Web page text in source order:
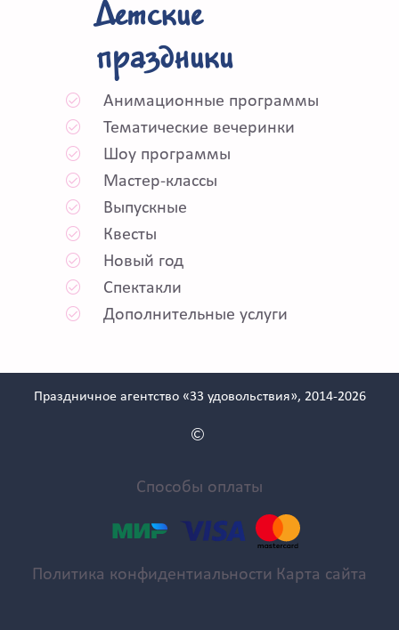
Детские
праздники
Анимационные программы
Тематические вечеринки
Шоу программы
Мастер-классы
Выпускные
Квесты
Новый год
Спектакли
Дополнительные услуги
Праздничное агентство «33 удовольствия», 2014-2026
Способы оплаты
Политика конфидентиальности Карта сайта